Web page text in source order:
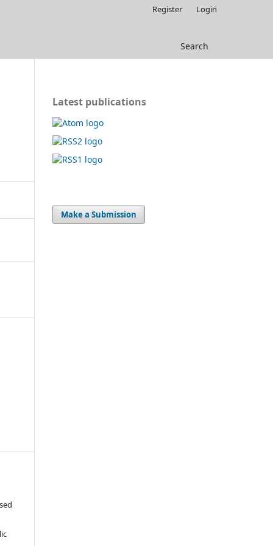
Search
Register Login
Latest publications
Make a Submission